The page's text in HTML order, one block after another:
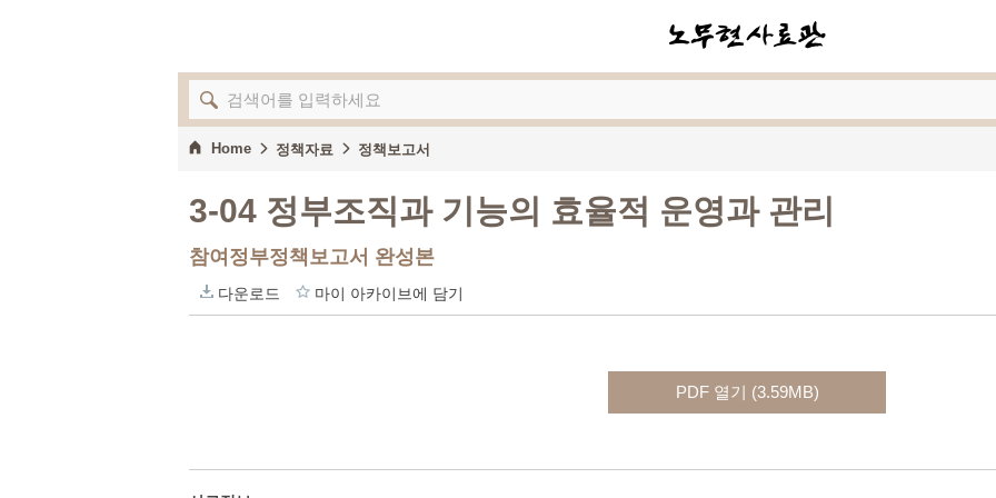
Home 정책자료 정책보고서
3-04 정부조직과 기능의 효율적 운영과 관리
참여정부정책보고서 완성본
다운로드 마이 아카이브에 담기
PDF 열기 (3.59MB)